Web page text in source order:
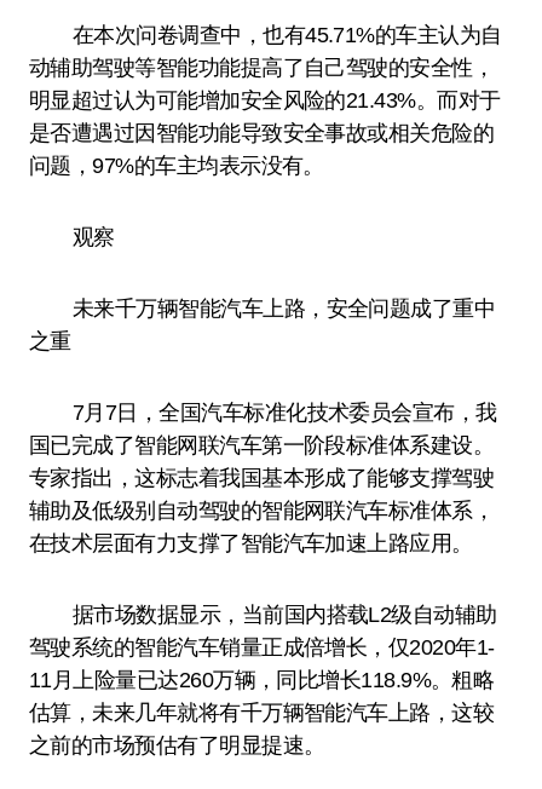
在本次问卷调查中，也有45.71%的车主认为自
动辅助驾驶等智能功能提高了自己驾驶的安全性，
明显超过认为可能增加安全风险的21.43%。而对于
是否遭遇过因智能功能导致安全事故或相关危险的
问题，97%的车主均表示没有。
观察
未来千万辆智能汽车上路，安全问题成了重中
之重
7月7日，全国汽车标准化技术委员会宣布，我
国已完成了智能网联汽车第一阶段标准体系建设。
专家指出，这标志着我国基本形成了能够支撑驾驶
辅助及低级别自动驾驶的智能网联汽车标准体系，
在技术层面有力支撑了智能汽车加速上路应用。
据市场数据显示，当前国内搭载L2级自动辅助
驾驶系统的智能汽车销量正成倍增长，仅2020年1-
11月上险量已达260万辆，同比增长118.9%。粗略
估算，未来几年就将有千万辆智能汽车上路，这较
之前的市场预估有了明显提速。